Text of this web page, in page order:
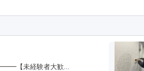
【未経験者大歓...